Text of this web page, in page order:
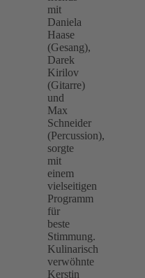
mit
Daniela
Haase
(Gesang),
Darek
Kirilov
(Gitarre)
und
Max
Schneider
(Percussion),
sorgte
mit
einem
vielseitigen
Programm
für
beste
Stimmung.
Kulinarisch
verwöhnte
Kerstin